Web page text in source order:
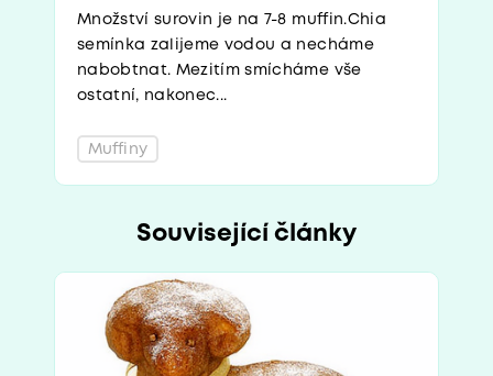
Množství surovin je na 7-8 muffin.Chia
semínka zalijeme vodou a necháme
nabobtnat. Mezitím smícháme vše
ostatní, nakonec...
Muffiny
Související články